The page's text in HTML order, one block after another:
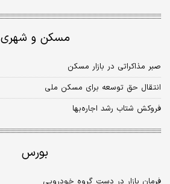
مسکن و شهری
صبر مذاکراتی در بازار مسکن
انتقال حق توسعه برای مسکن ملی
فروکش شتاب رشد اجاره‌‌‌بها
بورس
فرمان بازار در دست گروه خودرویی